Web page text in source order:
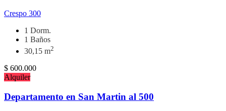
Crespo 300
1 Dorm.
1 Baños
30,15 m2
$ 600.000
Alquiler
Departamento en San Martin al 500